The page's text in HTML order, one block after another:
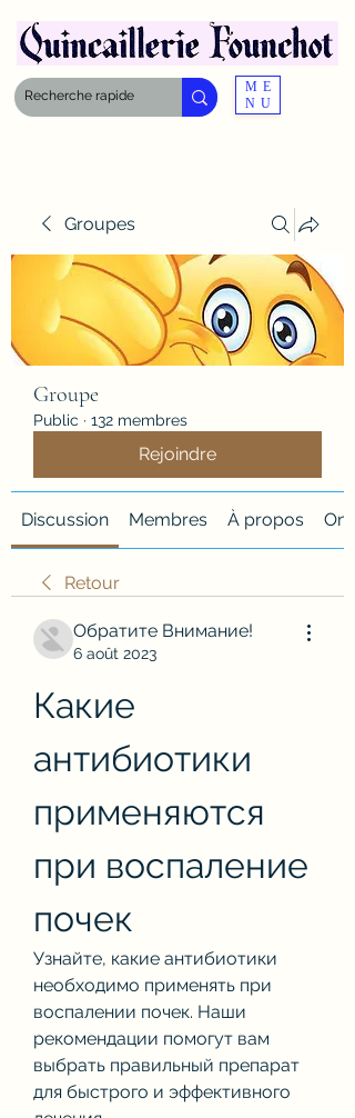
ME
NU
Groupes
Groupe
Public · 132 membres
Rejoindre
Discussion Membres À propos
Retour
Обратите Внимание!
6 août 2023
Какие
антибиотики
применяются
при воспаление
почек
Узнайте, какие антибиотики
необходимо применять при
воспалении почек. Наши
рекомендации помогут вам
выбрать правильный препарат
для быстрого и эффективного